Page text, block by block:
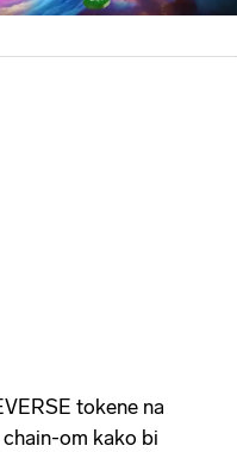
tokene na
chain-om kako bi